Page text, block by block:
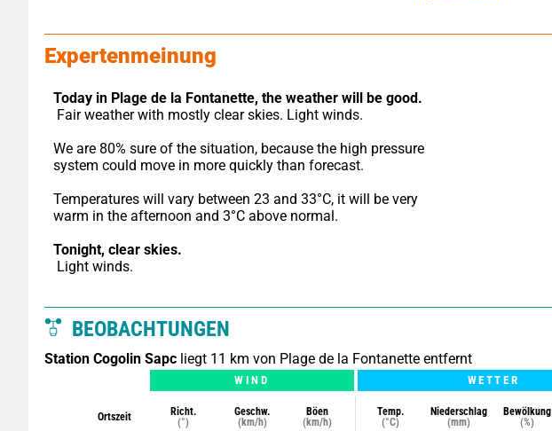
Expertenmeinung
Today in Plage de la Fontanette, the weather will be good.
Fair weather with mostly clear skies. Light winds.
We are 80% sure of the situation, because the high pressure
system could move in more quickly than forecast.
Temperatures will vary between 23 and 33°C, it will be very
warm in the afternoon and 3°C above normal.
Tonight, clear skies.
Light winds.
BEOBACHTUNGEN
Station Cogolin Sapc liegt 11 km von Plage de la Fontanette entfernt
WIND WETTER
Ortszeit
Richt.
(°)
Geschw.
(km/h)
Böen
(km/h)
Temp.
(°C)
Niederschlag
(mm)
Bewölkung
(%)